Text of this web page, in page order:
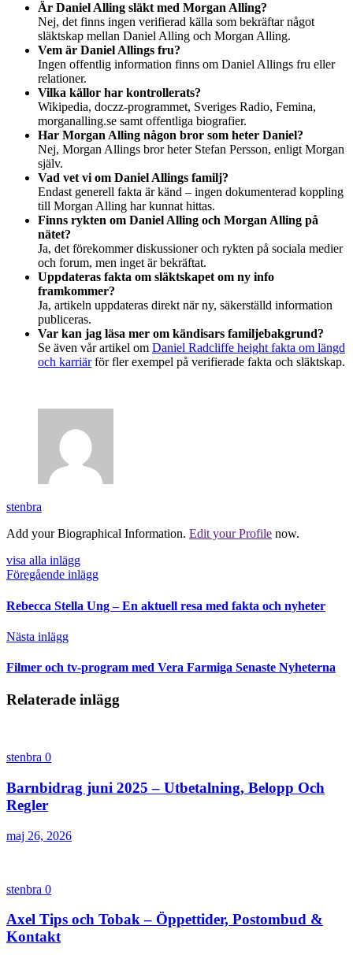
Är Daniel Alling släkt med Morgan Alling?
Nej, det finns ingen verifierad källa som bekräftar något
släktskap mellan Daniel Alling och Morgan Alling.
Vem är Daniel Allings fru?
Ingen offentlig information finns om Daniel Allings fru eller
relationer.
Vilka källor har kontrollerats?
Wikipedia, doczz-programmet, Sveriges Radio, Femina,
morganalling.se samt offentliga biografier.
Har Morgan Alling någon bror som heter Daniel?
Nej, Morgan Allings bror heter Stefan Persson, enligt Morgan
själv.
Vad vet vi om Daniel Allings familj?
Endast generell fakta är känd – ingen dokumenterad koppling
till Morgan Alling har kunnat hittas.
Finns rykten om Daniel Alling och Morgan Alling på
nätet?
Ja, det förekommer diskussioner och rykten på sociala medier
och forum, men inget är bekräftat.
Uppdateras fakta om släktskapet om ny info
framkommer?
Ja, artikeln uppdateras direkt när ny, säkerställd information
publiceras.
Var kan jag läsa mer om kändisars familjebakgrund?
Se även vår artikel om Daniel Radcliffe height fakta om längd
och karriärför fler exempel på verifierade fakta och släktskap.
stenbra
Add your Biographical Information. Edit your Profile now.
visa alla inlägg
Föregående inlägg
Rebecca Stella Ung – En aktuell resa med fakta och nyheter
Nästa inlägg
Filmer och tv-program med Vera Farmiga Senaste Nyheterna
Relaterade inlägg
stenbra 0
Barnbidrag juni 2025 – Utbetalning, Belopp Och
Regler
maj 26, 2026
stenbra 0
Axel Tips och Tobak – Öppettider, Postombud &
Kontakt